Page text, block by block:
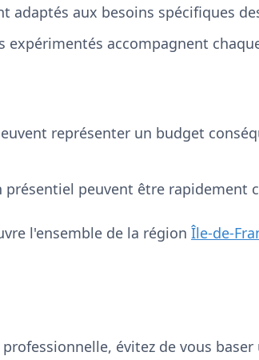
adaptés aux besoins spécifiques
expérimentés accompagnent
représenter un budget
présentiel peuvent être rapidement
l'ensemble de la région Île-de-
évitez de vous